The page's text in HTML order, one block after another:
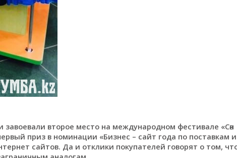
второе место на международном фестивале «Сән
приз в номинации «Бизнес – сайт года по поставкам и
сайтов. Да и отклики покупателей говорят о том,